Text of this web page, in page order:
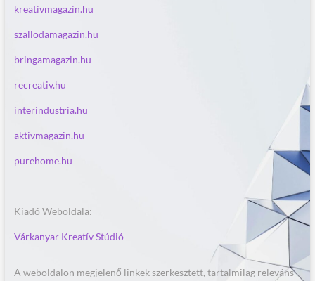
kreativmagazin.hu
szallodamagazin.hu
bringamagazin.hu
recreativ.hu
interindustria.hu
aktivmagazin.hu
purehome.hu
Kiadó Weboldala:
Várkanyar Kreatív Stúdió
A weboldalon megjelenő linkek szerkesztett, tartalmilag releváns